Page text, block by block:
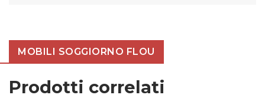
MOBILI SOGGIORNO FLOU
Prodotti correlati